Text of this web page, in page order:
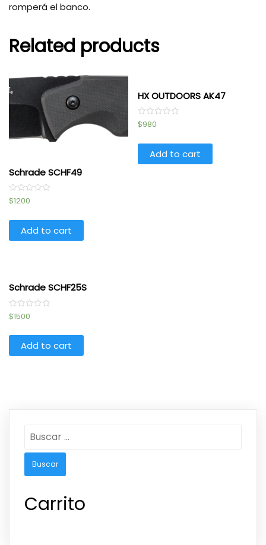
romperá el banco.
Related products
Schrade SCHF49
Rated
0
of
$1200
Add to cart
HX OUTDOORS AK47
Rated
0
of
$980
Add to cart
Schrade SCHF25S
Rated
0
of
$1500
Add to cart
Carrito